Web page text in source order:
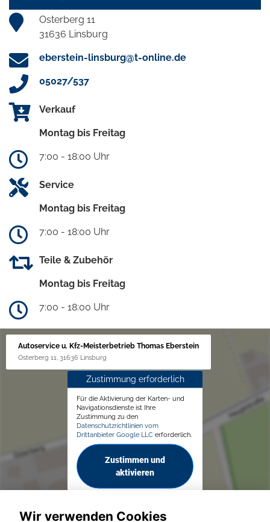
Osterberg 11
31636 Linsburg
eberstein-linsburg@t-online.de
05027/537
Verkauf
Montag bis Freitag
7:00 - 18:00 Uhr
Service
Montag bis Freitag
7:00 - 18:00 Uhr
Teile & Zubehör
Montag bis Freitag
7:00 - 18:00 Uhr
Autoservice u. Kfz-Meisterbetrieb Thomas Eberstein
Osterberg 11, 31636 Linsburg
Zustimmung erforderlich
Für die Aktivierung der Karten- und
Navigationsdienste ist Ihre
Zustimmung zu den
Datenschutzrichtlinien vom
Drittanbieter Google LLC erforderlich.
Zustimmen und
aktivieren
Wir verwenden Cookies